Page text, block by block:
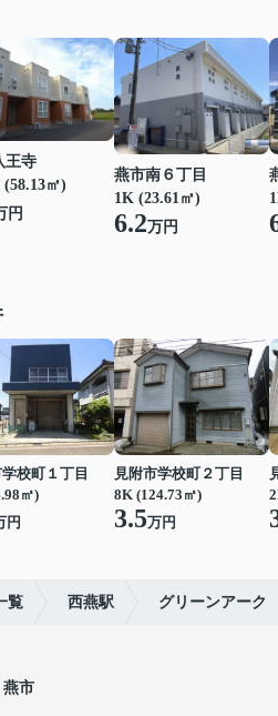
王寺
㎡)
円
燕市南６丁目
1K (23.61㎡)
6.2万円
校町１丁目
㎡)
円
見附市学校町２丁目
8K (124.73㎡)
3.5万円
覧 西燕駅 グリーンアーク
燕市